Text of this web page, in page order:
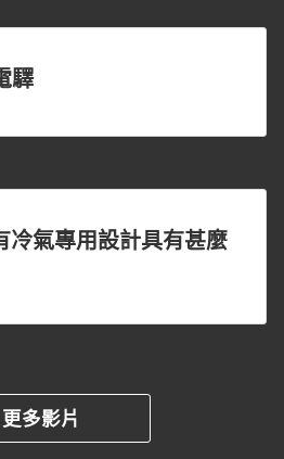
驛
冷氣專用設計具有甚麼
更多影片